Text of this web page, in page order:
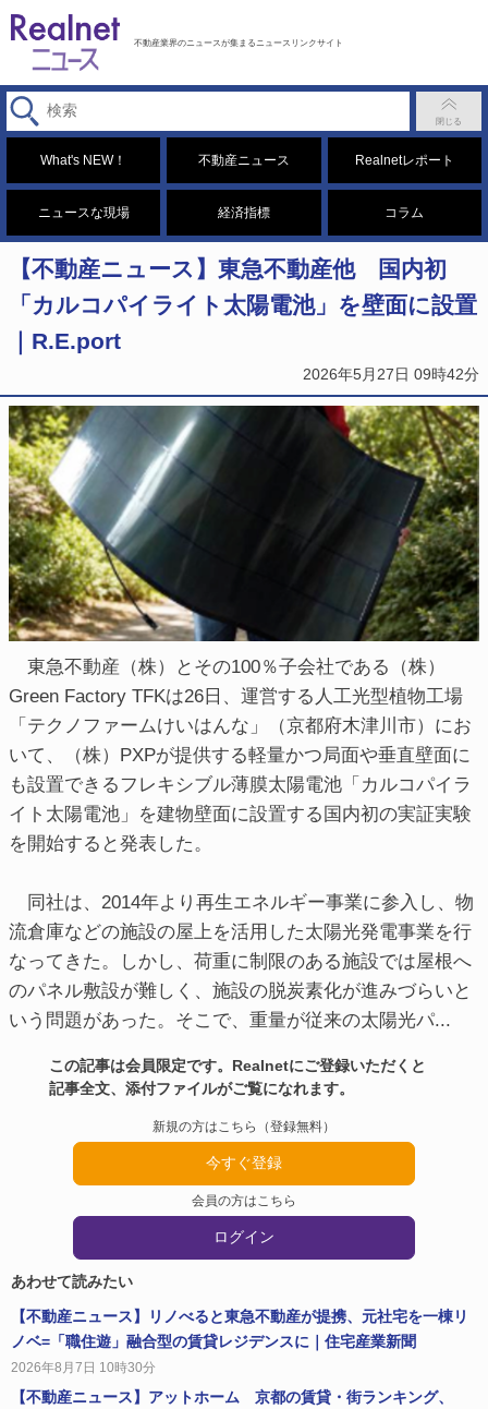
不動産業界のニュースが集まるニュースリンクサイト
What's NEW！ 不動産ニュース Realnetレポート
ニュースな現場 経済指標 コラム
【不動産ニュース】東急不動産他 国内初
「カルコパイライト太陽電池」を壁面に設置
｜R.E.port
2026年5月27日 09時42分
東急不動産（株）とその100％子会社である（株）
Green Factory TFKは26日、運営する人工光型植物工場
「テクノファームけいはんな」（京都府木津川市）にお
いて、（株）PXPが提供する軽量かつ局面や垂直壁面に
も設置できるフレキシブル薄膜太陽電池「カルコパイラ
イト太陽電池」を建物壁面に設置する国内初の実証実験
を開始すると発表した。
同社は、2014年より再生エネルギー事業に参入し、物
流倉庫などの施設の屋上を活用した太陽光発電事業を行
なってきた。しかし、荷重に制限のある施設では屋根へ
のパネル敷設が難しく、施設の脱炭素化が進みづらいと
いう問題があった。そこで、重量が従来の太陽光パ...
この記事は会員限定です。Realnetにご登録いただくと
記事全文、添付ファイルがご覧になれます。
新規の方はこちら（登録無料）
今すぐ登録
会員の方はこちら
ログイン
あわせて読みたい
【不動産ニュース】リノべると東急不動産が提携、元社宅を一棟リ
ノベ=「職住遊」融合型の賃貸レジデンスに｜住宅産業新聞
2026年8月7日 10時30分
【不動産ニュース】アットホーム 京都の賃貸・街ランキング、